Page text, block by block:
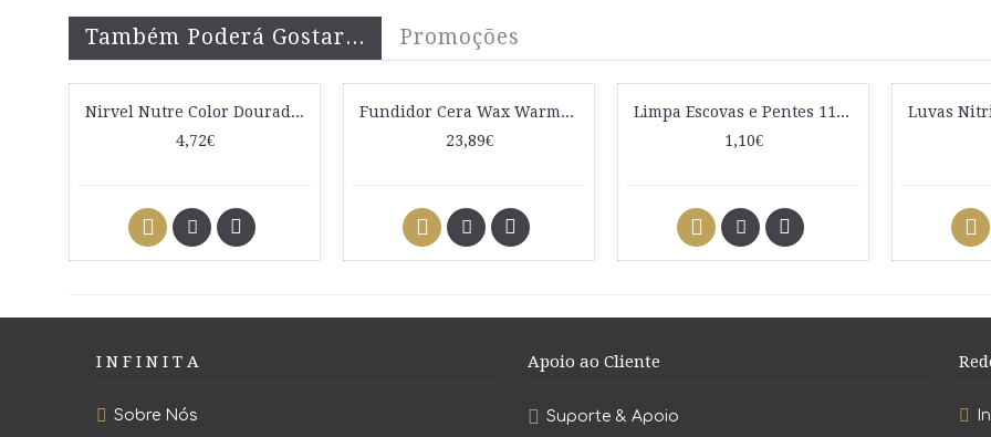
Também Poderá Gostar... Promoções
Nirvel Nutre Color Dourado 200ml
4,72€
Fundidor Cera Wax Warmer Rosa 400g
23,89€
Limpa Escovas e Pentes 115mm 0600 Eurostil
1,10€
I N F I N I T A
Sobre Nós
Apoio ao Cliente
Suporte & Apoio